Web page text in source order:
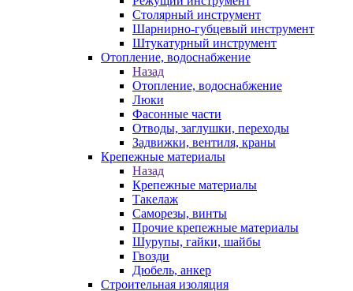
Столярный инструмент
Шарнирно-губцевый инструмент
Штукатурный инструмент
Отопление, водоснабжение
Назад
Отопление, водоснабжение
Люки
Фасонные части
Отводы, заглушки, переходы
Задвижки, вентиля, краны
Крепежные материалы
Назад
Крепежные материалы
Такелаж
Саморезы, винты
Прочие крепежные материалы
Шурупы, гайки, шайбы
Гвозди
Дюбель, анкер
Строительная изоляция